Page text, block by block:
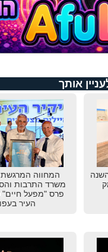
אותך
המחווה
משרד התרבות
פרס "מפעל חיים"
העיר